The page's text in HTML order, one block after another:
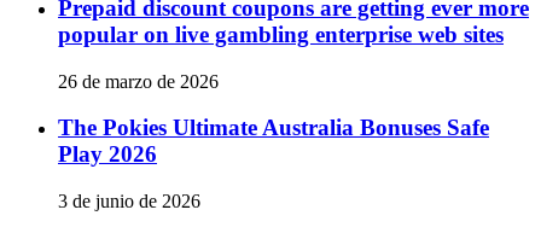
Prepaid discount coupons are getting ever more
popular on live gambling enterprise web sites
26 de marzo de 2026
The Pokies Ultimate Australia Bonuses Safe
Play 2026
3 de junio de 2026